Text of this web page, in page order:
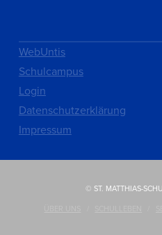
WebUntis
Schulcampus
Login
Datenschutzerklärung
Impressum
© ST. MATTHIAS-